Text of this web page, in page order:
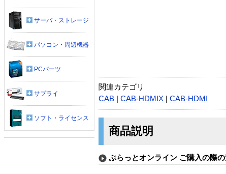
関連カテゴリ
CAB
CAB-HDMIX CAB-HDMI
商品説明
ぷらっとオンライン ご購入の際
サーバ・ストレージ
パソコン・周辺機器
PCパーツ
サプライ
ソフト・ライセンス